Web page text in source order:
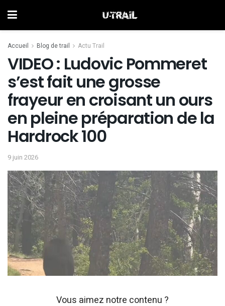
Accueil Blog de trail Actu Trail
VIDEO : Ludovic Pommeret
s’est fait une grosse
frayeur en croisant un ours
en pleine préparation de la
Hardrock 100
9 juin 2026
Vous aimez notre contenu ?